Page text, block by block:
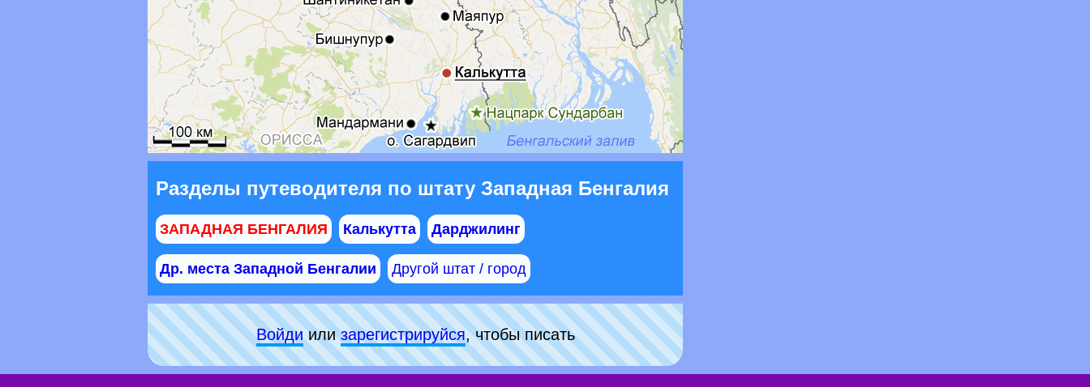
Разделы путеводителя по штату Западная Бенгалия
ЗАПАДНАЯ БЕНГАЛИЯ Калькутта Дарджилинг
Др. места Западной Бенгалии Другой штат / город
Войдиилизарeгиcтpируйся, чтобы писать